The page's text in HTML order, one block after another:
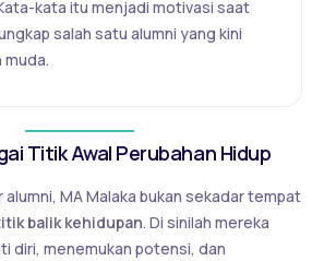
kata itu menjadi motivasi saat
salah satu alumni yang kini
Titik Awal Perubahan Hidup
MA Malaka bukan sekadar tempat
balik kehidupan. Di sinilah mereka
diri, menemukan potensi, dan